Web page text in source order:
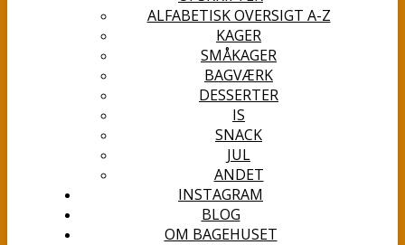
ALFABETISK OVERSIGT A-Z
KAGER
SMÅKAGER
BAGVÆRK
DESSERTER
IS
SNACK
JUL
ANDET
INSTAGRAM
BLOG
OM BAGEHUSET